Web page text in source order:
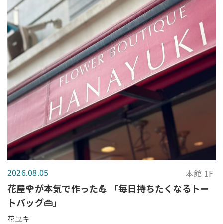
2026.08.05 本館 1F
花屋🌹が本気で作った💪 「毎日持ちたくなるトー
トバッグ👜」
花ユキ